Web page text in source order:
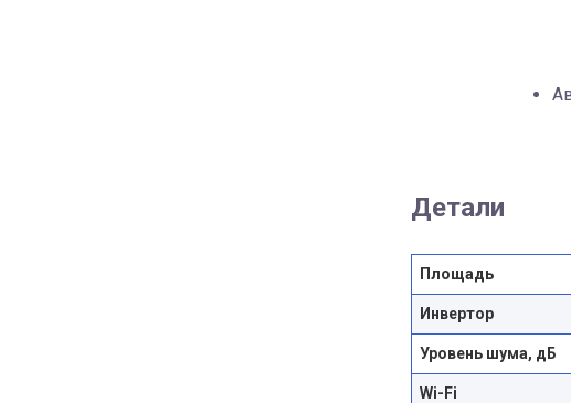
Детали
Площадь
Инвертор
Уровень шума, дБ
Wi-Fi